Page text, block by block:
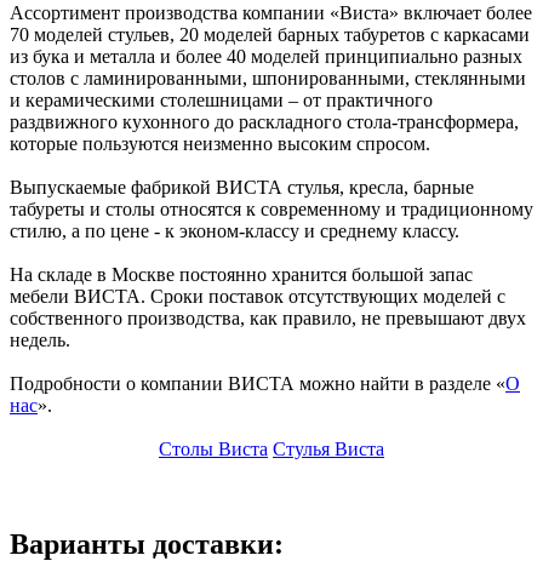
Ассортимент производства компании «Виста» включает более
70 моделей стульев, 20 моделей барных табуретов с каркасами
из бука и металла и более 40 моделей принципиально разных
столов с ламинированными, шпонированными, стеклянными
и керамическими столешницами – от практичного
раздвижного кухонного до раскладного стола-трансформера,
которые пользуются неизменно высоким спросом.
Выпускаемые фабрикой ВИСТА стулья, кресла, барные
табуреты и столы относятся к современному и традиционному
стилю, а по цене - к эконом-классу и среднему классу.
На складе в Москве постоянно хранится большой запас
мебели ВИСТА. Сроки поставок отсутствующих моделей с
собственного производства, как правило, не превышают двух
недель.
Подробности о компании ВИСТА можно найти в разделе «О
нас».
Столы Виста Стулья Виста
Варианты доставки: